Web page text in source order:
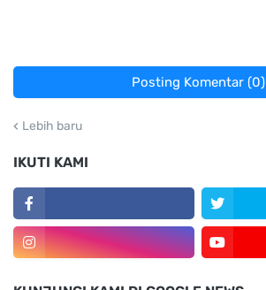
Posting Komentar (0)
Lebih baru
IKUTI KAMI